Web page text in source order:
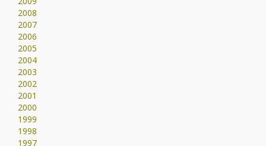
2008
2007
2006
2005
2004
2003
2002
2001
2000
1999
1998
1997